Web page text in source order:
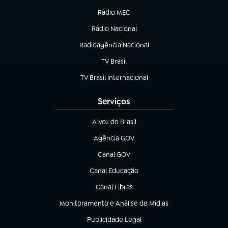
Rádio MEC
(abre em nova aba)
Rádio Nacional
Radioagência Nacional
(abre em nova aba)
TV Brasil
(abre em nova aba)
TV Brasil Internacional
(abre em nova aba)
Serviços
A Voz do Brasil
(abre em nova aba)
Agência GOV
(abre em nova aba)
Canal GOV
(abre em nova aba)
Canal Educação
(abre em nova aba)
Canal Libras
(abre em nova aba)
Monitoramento e Análise de Mídias
(abre em nova aba)
Publicidade Legal
(abre em nova aba)